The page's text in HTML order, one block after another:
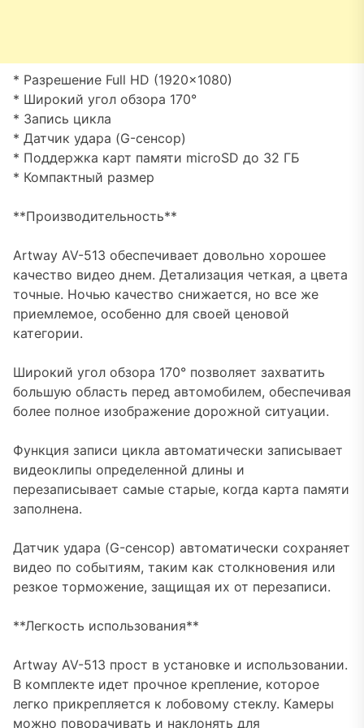
* Разрешение Full HD (1920×1080)
* Широкий угол обзора 170°
* Запись цикла
* Датчик удара (G-сенсор)
* Поддержка карт памяти microSD до 32 ГБ
* Компактный размер
**Производительность**
Artway AV-513 обеспечивает довольно хорошее
качество видео днем. Детализация четкая, а цвета
точные. Ночью качество снижается, но все же
приемлемое, особенно для своей ценовой
категории.
Широкий угол обзора 170° позволяет захватить
большую область перед автомобилем, обеспечивая
более полное изображение дорожной ситуации.
Функция записи цикла автоматически записывает
видеоклипы определенной длины и
перезаписывает самые старые, когда карта памяти
заполнена.
Датчик удара (G-сенсор) автоматически сохраняет
видео по событиям, таким как столкновения или
резкое торможение, защищая их от перезаписи.
**Легкость использования**
Artway AV-513 прост в установке и использовании.
В комплекте идет прочное крепление, которое
легко прикрепляется к лобовому стеклу. Камеры
можно поворачивать и наклонять для